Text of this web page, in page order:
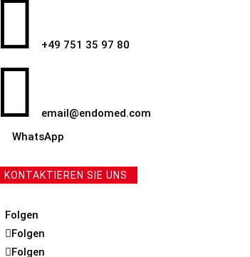
 +49 751 35 97 80

email@endomed.com
WhatsApp
KONTAKTIEREN SIE UNS
Folgen
Folgen
Folgen